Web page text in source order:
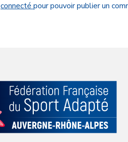
connecté pour pouvoir publier un